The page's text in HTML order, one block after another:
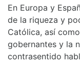
En Europa y
de la riqueza y
Católica, así
gobernantes y la
contrasentido